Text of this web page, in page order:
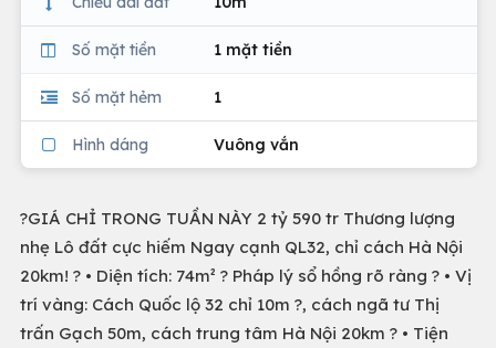
Số mặt tiền 1 mặt tiền
Số mặt hẻm 1
Hình dáng Vuông vắn
?GIÁ CHỈ TRONG TUẦN NÀY 2 tỷ 590 tr Thương lượng
nhẹ Lô đất cực hiếm Ngay cạnh QL32, chỉ cách Hà Nội
20km! ? • Diện tích: 74m² ? Pháp lý sổ hồng rõ ràng ? • Vị
trí vàng: Cách Quốc lộ 32 chỉ 10m ?, cách ngã tư Thị
trấn Gạch 50m, cách trung tâm Hà Nội 20km ?️ • Tiện